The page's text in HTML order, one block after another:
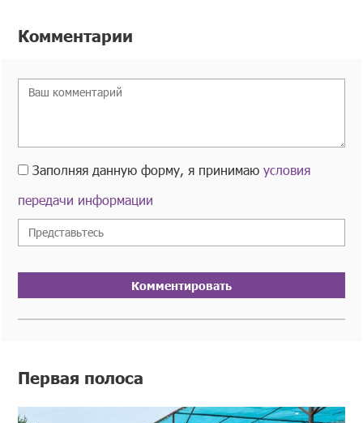
Комментарии
Заполняя данную форму, я принимаюусловия
передачи информации
Комментировать
Первая полоса